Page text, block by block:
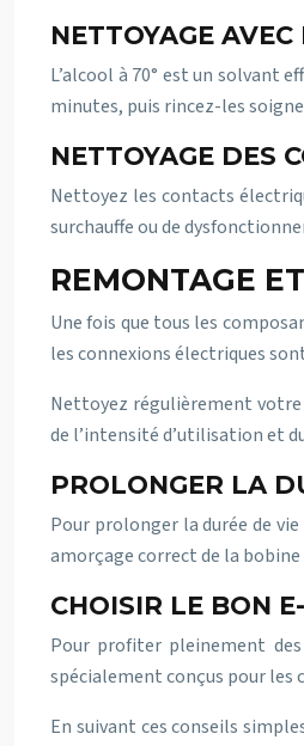
NETTOYAGE AVEC
L’alcool à 70° est un solvant
minutes, puis rincez-les
NETTOYAGE DES
Nettoyez les contacts
surchauffe ou de
REMONTAGE
Une fois que tous les
les connexions électriques
Nettoyez régulièrement votre
de l’intensité d’utilisation et
PROLONGER LA
Pour prolonger la durée de
amorçage correct de la
CHOISIR LE BON
Pour profiter pleinement
spécialement conçus pour les
En suivant ces conseils